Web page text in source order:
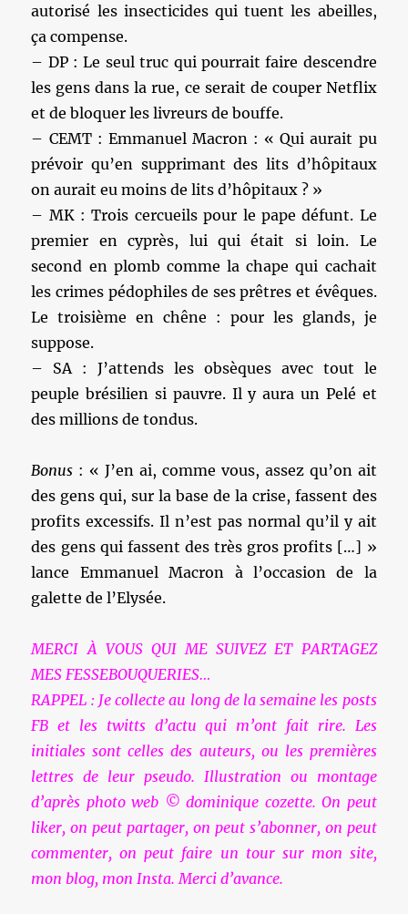
autorisé les insecticides qui tuent les abeilles,
ça compense.
– DP : Le seul truc qui pourrait faire descendre
les gens dans la rue, ce serait de couper Netflix
et de bloquer les livreurs de bouffe.
– CEMT : Emmanuel Macron : « Qui aurait pu
prévoir qu’en supprimant des lits d’hôpitaux
on aurait eu moins de lits d’hôpitaux ? »
– MK : Trois cercueils pour le pape défunt. Le
premier en cyprès, lui qui était si loin. Le
second en plomb comme la chape qui cachait
les crimes pédophiles de ses prêtres et évêques.
Le troisième en chêne : pour les glands, je
suppose.
– SA : J’attends les obsèques avec tout le
peuple brésilien si pauvre. Il y aura un Pelé et
des millions de tondus.
Bonus : « J’en ai, comme vous, assez qu’on ait
des gens qui, sur la base de la crise, fassent des
profits excessifs. Il n’est pas normal qu’il y ait
des gens qui fassent des très gros profits […] »
lance Emmanuel Macron à l’occasion de la
galette de l’Elysée.
MERCI À VOUS QUI ME SUIVEZ ET PARTAGEZ
MES FESSEBOUQUERIES…
RAPPEL : Je collecte au long de la semaine les posts
FB et les twitts d’actu qui m’ont fait rire. Les
initiales sont celles des auteurs, ou les premières
lettres de leur pseudo. Illustration ou montage
d’après photo web © dominique cozette. On peut
liker, on peut partager, on peut s’abonner, on peut
commenter, on peut faire un tour sur mon site,
mon blog, mon Insta. Merci d’avance.